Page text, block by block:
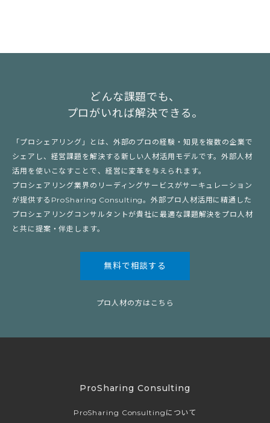
どんな課題でも、
プロがいれば解決できる。
「プロシェアリング」とは、外部のプロの経験・知見を複数の企業で
シェアし、経営課題を解決する新しい人材活用モデルです。外部人材
活用を使いこなすことで、経営に変革を与えられます。
プロシェアリング業界のリーディングサービスがサーキュレーション
が提供するProSharing Consulting。外部プロ人材活用に精通した
プロシェアリングコンサルタントが貴社に最適な課題解決をプロ人材
と共に提案・伴走します。
無料で相談する
プロ人材の方はこちら
ProSharing Consulting
ProSharing Consultingについて